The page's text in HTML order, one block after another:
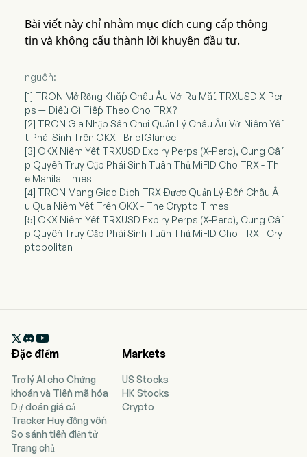
Bài viết này chỉ nhằm mục đích cung cấp thông
tin và không cấu thành lời khuyên đầu tư.
nguồn:
[1] TRON Mở Rộng Khắp Châu Âu Với Ra Mắt TRXUSD X-Per
ps — Điều Gì Tiếp Theo Cho TRX?
[2] TRON Gia Nhập Sân Chơi Quản Lý Châu Âu Với Niêm Yế
t Phái Sinh Trên OKX - BriefGlance
[3] OKX Niêm Yết TRXUSD Expiry Perps (X-Perp), Cung Cấ
p Quyền Truy Cập Phái Sinh Tuân Thủ MiFID Cho TRX - Th
e Manila Times
[4] TRON Mang Giao Dịch TRX Được Quản Lý Đến Châu Â
u Qua Niêm Yết Trên OKX - The Crypto Times
[5] OKX Niêm Yết TRXUSD Expiry Perps (X-Perp), Cung Cấ
p Quyền Truy Cập Phái Sinh Tuân Thủ MiFID Cho TRX - Cry
ptopolitan

Đặc điểm
Trợ lý AI cho Chứng
khoán và Tiền mã hóa
Dự đoán giá cả
Tracker Huy động vốn
So sánh tiền điện tử
Trang chủ
Markets
US Stocks
HK Stocks
Crypto